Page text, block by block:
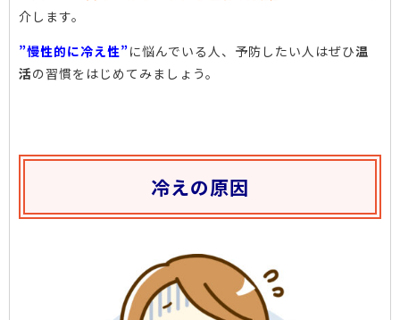
介します。
”慢性的に冷え性”に悩んでいる人、予防したい人はぜひ温
活の習慣をはじめてみましょう。
冷えの原因